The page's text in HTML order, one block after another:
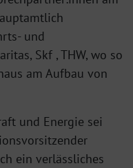
und
Skf , THW, wo so
am Aufbau von
und Energie sei
ein verlässliches